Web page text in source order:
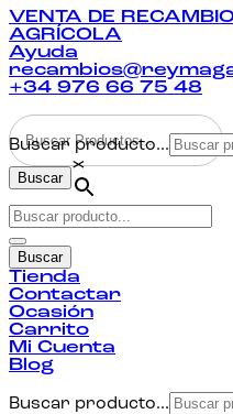
VENTA DE
AGRÍCOLA
Ayuda
+34 976 66 75 48
Buscar
Buscar producto...
×
Buscar
Tienda
Contactar
Ocasión
Carrito
Mi Cuenta
Blog
Buscar producto...